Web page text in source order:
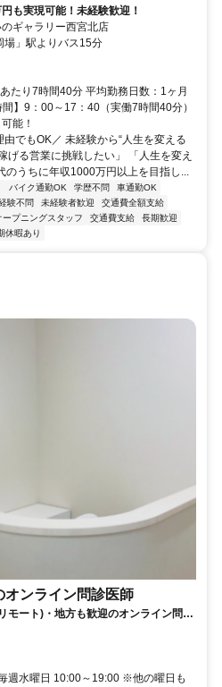
も実現可能！未経験歓迎！
ギャラリー西宮北店
場」駅よりバス15分
たり7時間40分 平均勤務日数：1ヶ月
】9：00～17：40（実働7時間40分）
能！
でもOK／ 未経験から“人生を変える
げる営業に挑戦したい」 「人生を変え
うちに年収1000万円以上を目指し...
バイク通勤OK 学歴不問
車通勤OK
験不問 未経験者歓迎
交通費全額支給
ープニングスタッフ 交通費支給
長期歓迎
休暇あり
オンライン問診医師
モート)・地方も歓迎のオンライン問診
週水曜日 10:00～19:00 ※他の曜日も